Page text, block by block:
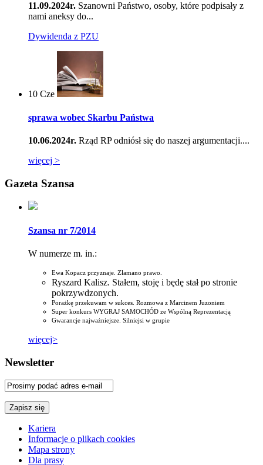
11.09.2024r. Szanowni Państwo, osoby, które podpisały z
nami aneksy do...
Dywidenda z PZU
10 Cze
sprawa wobec Skarbu Państwa
10.06.2024r. Rząd RP odniósł się do naszej argumentacji....
więcej >
Gazeta Szansa
Szansa nr 7/2014
W numerze m. in.:
Ewa Kopacz przyznaje. Złamano prawo.
Ryszard Kalisz. Stałem, stoję i będę stał po stronie
pokrzywdzonych.
Porażkę przekuwam w sukces. Rozmowa z Marcinem Juzoniem
Super konkurs WYGRAJ SAMOCHÓD ze Wspólną Reprezentacją
Gwarancje najważniejsze. Silniejsi w grupie
więcej>
Newsletter
Kariera
Informacje o plikach cookies
Mapa strony
Dla prasy